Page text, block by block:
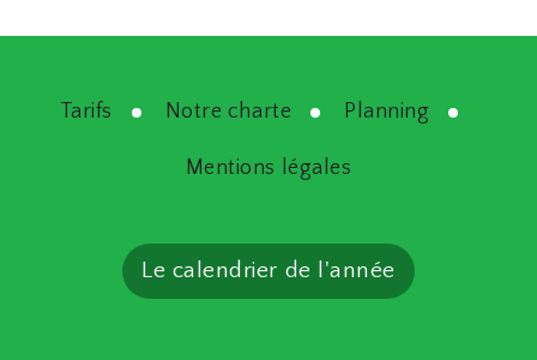
Tarifs Notre charte Planning
Mentions légales
Le calendrier de l'année